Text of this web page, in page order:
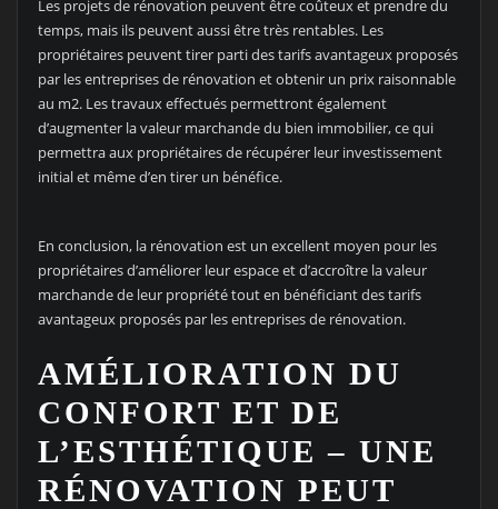
Les projets de rénovation peuvent être coûteux et prendre du
temps, mais ils peuvent aussi être très rentables. Les
propriétaires peuvent tirer parti des tarifs avantageux proposés
par les entreprises de rénovation et obtenir un prix raisonnable
au m2. Les travaux effectués permettront également
d’augmenter la valeur marchande du bien immobilier, ce qui
permettra aux propriétaires de récupérer leur investissement
initial et même d’en tirer un bénéfice.
En conclusion, la rénovation est un excellent moyen pour les
propriétaires d’améliorer leur espace et d’accroître la valeur
marchande de leur propriété tout en bénéficiant des tarifs
avantageux proposés par les entreprises de rénovation.
AMÉLIORATION DU
CONFORT ET DE
L’ESTHÉTIQUE – UNE
RÉNOVATION PEUT